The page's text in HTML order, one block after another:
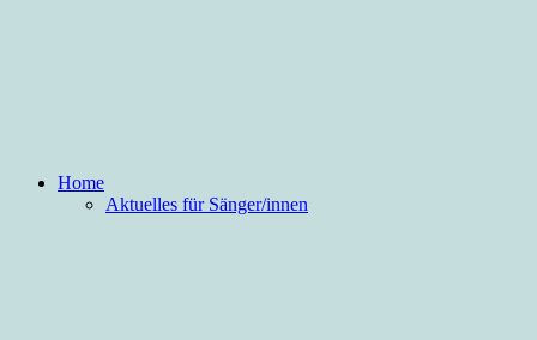
Home
Aktuelles für Sänger/innen